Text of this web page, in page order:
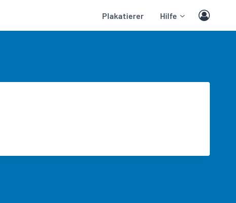
Plakatierer Hilfe